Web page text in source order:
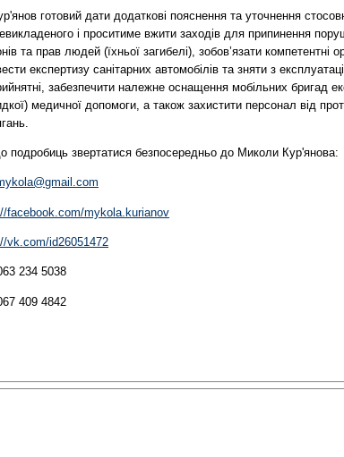
готовий дати додаткові пояснення та уточнення
і проситиме вжити заходів для припинення
та прав людей (їхньої загибелі), зобов’язати компетентні
експертизу санітарних автомобілів та зняти з
забезпечити належне оснащення мобільних бригад
медичної допомоги, а також захистити персонал від
подробиць звертатися безпосередньо до Миколи Кур'янова:
facebook.com/mykola.kurianov
vk.com/id26051472
234 5038
409 4842